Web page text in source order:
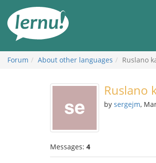
the
content
Forum About other languages Ruslano
Ruslano
by sergejm,
Messages: 4